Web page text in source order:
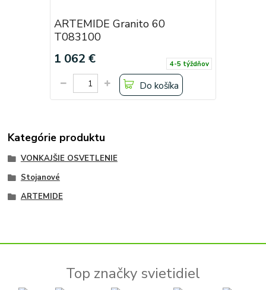
ARTEMIDE Granito 60
T083100
1 062 € 4-5 týždňov
Do košíka
Kategórie produktu
VONKAJŠIE OSVETLENIE
Stojanové
ARTEMIDE
Top značky svietidiel